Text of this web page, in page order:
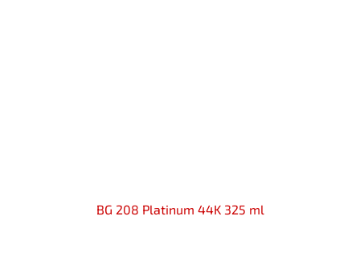
BG 208 Platinum 44K 325 ml